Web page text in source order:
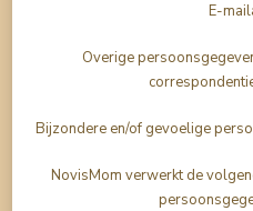
E-
Overige
Bijzondere en/of gevoelige
NovisMom verwerkt de